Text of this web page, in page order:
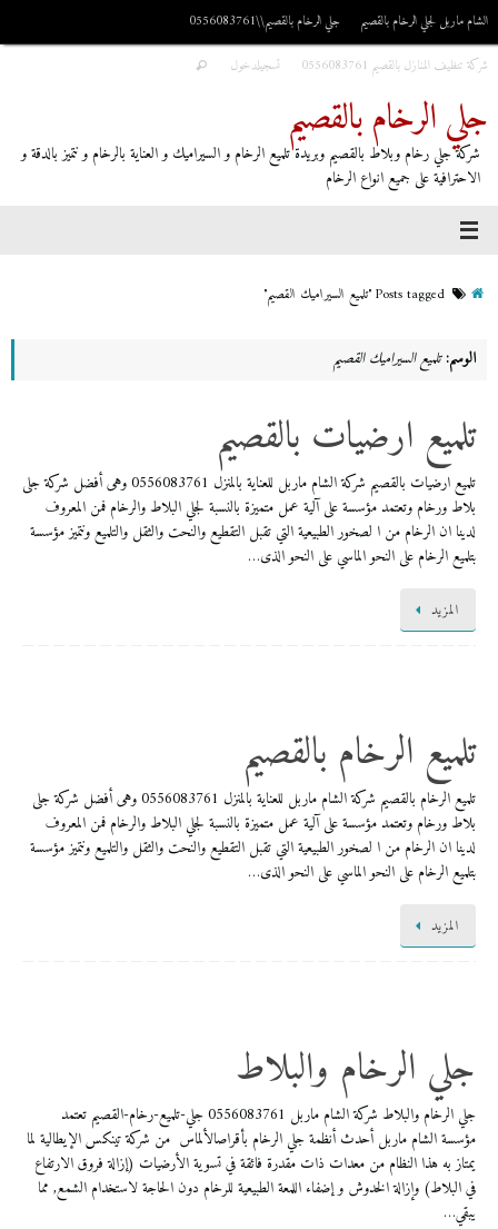
الشام ماربل لجلي الرخام بالقصيم
جلي الرخام بالقصيم\\0556083761
شركة تنظيف المنازل بالقصيم 0556083761
تسجيلدخول
جلي الرخام بالقصيم
شركة جلي رخام وبلاط بالقصيم وبريدة تلميع الرخام و السيراميك و العناية بالرخام و نتميز بالدقة و
الاحترافية على جميع انواع الرخام
Posts tagged "تلميع السيراميك القصيم"
الوسم:تلميع السيراميك القصيم
تلميع ارضيات بالقصيم
تلميع ارضيات بالقصيم شركة الشام ماربل للعناية بالمنزل 0556083761 وهى أفضل شركة جلى
بلاط ورخام وتعتمد مؤسسة على آلية عمل متميزة بالنسبة لجلي البلاط والرخام فمن المعروف
لدينا ان الرخام من ا لصخور الطبيعية التي تقبل التقطيع والنحت والثقل والتلميع ونتميز مؤسسة
بتلميع الرخام على النحو الماسي على النحو الذى…
المزيد
تلميع الرخام بالقصيم
تلميع الرخام بالقصيم شركة الشام ماربل للعناية بالمنزل 0556083761 وهى أفضل شركة جلى
بلاط ورخام وتعتمد مؤسسة على آلية عمل متميزة بالنسبة لجلي البلاط والرخام فمن المعروف
لدينا ان الرخام من ا لصخور الطبيعية التي تقبل التقطيع والنحت والثقل والتلميع ونتميز مؤسسة
بتلميع الرخام على النحو الماسي على النحو الذى…
المزيد
جلي الرخام والبلاط
جلي الرخام والبلاط شركة الشام ماربل 0556083761 ​جلي-تلميع-رخام-القصيم تعتمد
مؤسسة الشام ماربل أحدث أنظمة جلي الرخام بأقراصالألماس من شركة تينكس الإيطالية لما
يمتاز به هذا النظام من معدات ذات مقدرة فائقة في تسوية الأرضيات (إزالة فروق الارتفاع
في البلاط) وإزالة الخدوش و إضفاء اللمعة الطبيعية للرخام دون الحاجة لاستخدام الشمع, مما
يبقي…